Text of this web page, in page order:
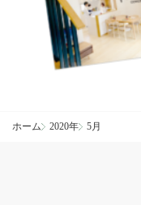
ホーム 2020年 5月